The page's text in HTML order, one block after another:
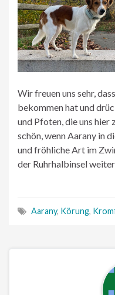
Wir freuen uns sehr,
bekommen hat und
und Pfoten, die uns hier
schön, wenn Aarany in
und fröhliche Art im
der Ruhrhalbinsel
Aarany, Körung,